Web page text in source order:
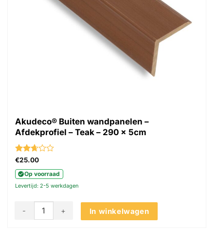
Akudeco® Buiten wandpanelen –
Afdekprofiel – Teak – 290 x 5cm
Gewaardeerd
uit 5
€25.00
Op voorraad
Levertijd: 2-5 werkdagen
In winkelwagen
Akudeco® Buiten wandpanelen - Afdekprofiel - Teak - 290